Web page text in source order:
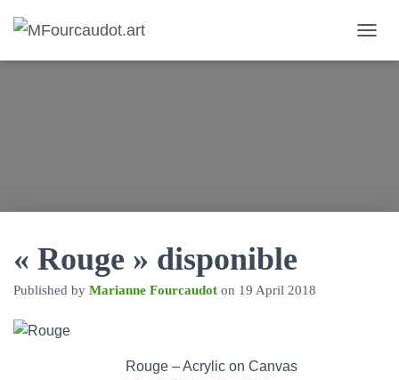
O
G
« Rouge » disponible
Published by Marianne Fourcaudot on 19 April 2018
Rouge – Acrylic on Canvas